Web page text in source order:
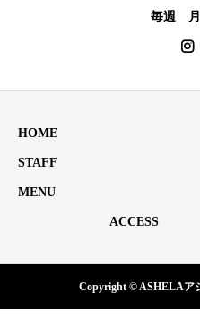
毎週
HOME
STAFF
MENU
ACCESS
Copyright © ASHELAア